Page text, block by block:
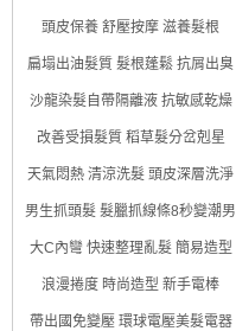
頭皮保養 舒壓按摩 滋養髮根
扁塌出油髮質 髮根蓬鬆 抗屑出臭
沙龍染髮自帶隔離液 抗敏感乾燥
改善受損髮質 稻草髮分岔剋星
天氣悶熱 清涼洗髮 頭皮深層洗淨
男生抓頭髮 髮臘抓線條8秒變潮男
大C內彎 快速整理亂髮 簡易造型
浪漫捲度 時尚造型 新手電棒
帶出國免變壓 環球電壓美髮電器